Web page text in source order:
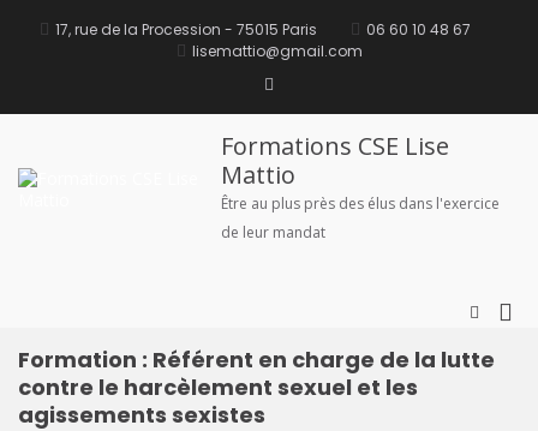
principal17, rue de la Procession - 75015 Paris
06 60 10 48 67
lisemattio@gmail.com
Formations CSE Lise
Mattio
Être au plus près des élus dans l'exercice
de leur mandat
Afficher
Formation : Référent en charge de la lutte
contre le harcèlement sexuel et les
agissements sexistes